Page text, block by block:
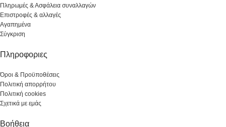
Πληρωμές & Ασφάλεια συναλλαγών
Επιστροφές & αλλαγές
Αγαπημένα
Σύγκριση
Πληροφοριες
Όροι & Προϋποθέσεις
Πολιτική απορρήτου
Πολιτική cookies
Σχετικά με εμάς
Βοήθεια